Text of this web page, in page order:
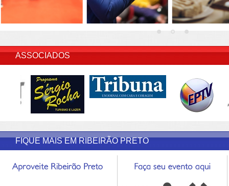
ASSOCIADOS
FIQUE MAIS EM RIBEIRÃO PRETO